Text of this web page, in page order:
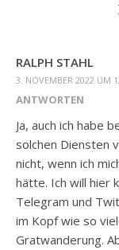
RALPH STAHL
3. NOVEMBER 2022 UM
ANTWORTEN
Ja, auch ich habe
solchen Diensten
nicht, wenn ich
hätte. Ich will hier
Telegram und
im Kopf wie so
Gratwanderung.